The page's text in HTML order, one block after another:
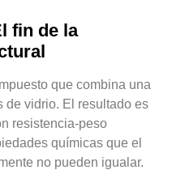
fin de la
que combina una
de vidrio. El resultado es
resistencia-peso
químicas que el
no pueden igualar.